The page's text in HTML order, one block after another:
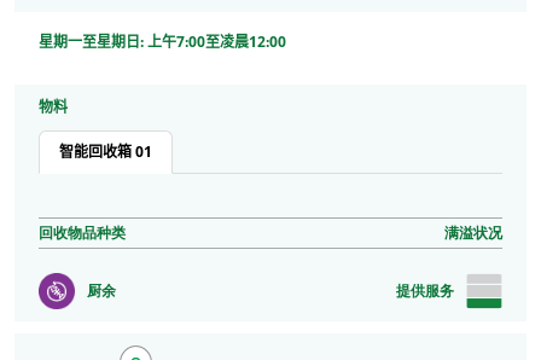
星期一至星期日: 上午7:00至凌晨12:00
物料
智能回收箱 01
回收物品种类 满溢状况
厨余 提供服务